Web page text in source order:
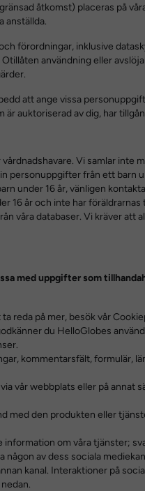
åtkomst) placeras på
anställda.
förordningar, inklusive
användning eller
att ange vissa
auktoriserad av dig, har
Vi samlar inte
personuppgifter från ett barn
under 16 år, vänligen
16 år och inte har föräldrarnas
våra databaser. Vi kräver att
med uppgifter som
reda på mer, besök vår
du HelloGlobes
kommentarsfält, formulär,
vår webbplats eller på annat
med den produkten eller
om våra tjänster;
av dess sociala
kanal. Interaktioner på